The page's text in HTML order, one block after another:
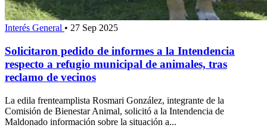
Interés General • 27 Sep 2025
Solicitaron pedido de informes a la Intendencia
respecto a refugio municipal de animales, tras
reclamo de vecinos
La edila frenteamplista Rosmari González, integrante de la
Comisión de Bienestar Animal, solicitó a la Intendencia de
Maldonado información sobre la situación a...